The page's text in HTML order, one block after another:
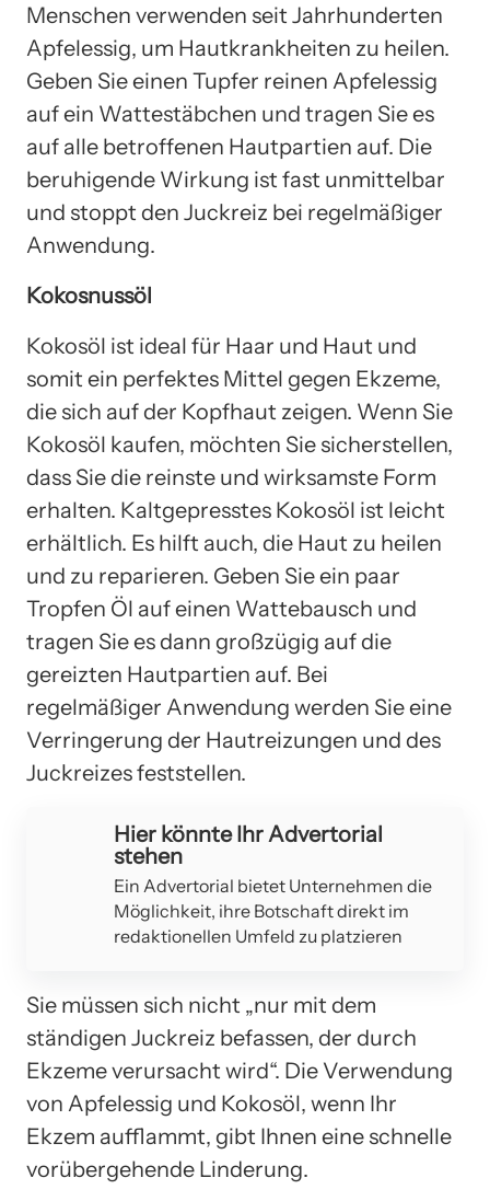
Menschen verwenden seit Jahrhunderten
Apfelessig, um Hautkrankheiten zu heilen.
Geben Sie einen Tupfer reinen Apfelessig
auf ein Wattestäbchen und tragen Sie es
auf alle betroffenen Hautpartien auf. Die
beruhigende Wirkung ist fast unmittelbar
und stoppt den Juckreiz bei regelmäßiger
Anwendung.
Kokosnussöl
Kokosöl ist ideal für Haar und Haut und
somit ein perfektes Mittel gegen Ekzeme,
die sich auf der Kopfhaut zeigen. Wenn Sie
Kokosöl kaufen, möchten Sie sicherstellen,
dass Sie die reinste und wirksamste Form
erhalten. Kaltgepresstes Kokosöl ist leicht
erhältlich. Es hilft auch, die Haut zu heilen
und zu reparieren. Geben Sie ein paar
Tropfen Öl auf einen Wattebausch und
tragen Sie es dann großzügig auf die
gereizten Hautpartien auf. Bei
regelmäßiger Anwendung werden Sie eine
Verringerung der Hautreizungen und des
Juckreizes feststellen.
Hier könnte Ihr Advertorial
stehen
Ein Advertorial bietet Unternehmen die
Möglichkeit, ihre Botschaft direkt im
redaktionellen Umfeld zu platzieren
Sie müssen sich nicht „nur mit dem
ständigen Juckreiz befassen, der durch
Ekzeme verursacht wird“. Die Verwendung
von Apfelessig und Kokosöl, wenn Ihr
Ekzem aufflammt, gibt Ihnen eine schnelle
vorübergehende Linderung.